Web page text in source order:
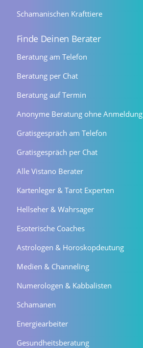
Schamanischen Krafttiere
Finde Deinen Berater
Beratung am Telefon
Beratung per Chat
Beratung auf Termin
Anonyme Beratung ohne Anmeldung
Gratisgespräch am Telefon
Gratisgespräch per Chat
Alle Vistano Berater
Kartenleger & Tarot Experten
Hellseher & Wahrsager
Esoterische Coaches
Astrologen & Horoskopdeutung
Medien & Channeling
Numerologen & Kabbalisten
Schamanen
Energiearbeiter
Gesundheitsberatung